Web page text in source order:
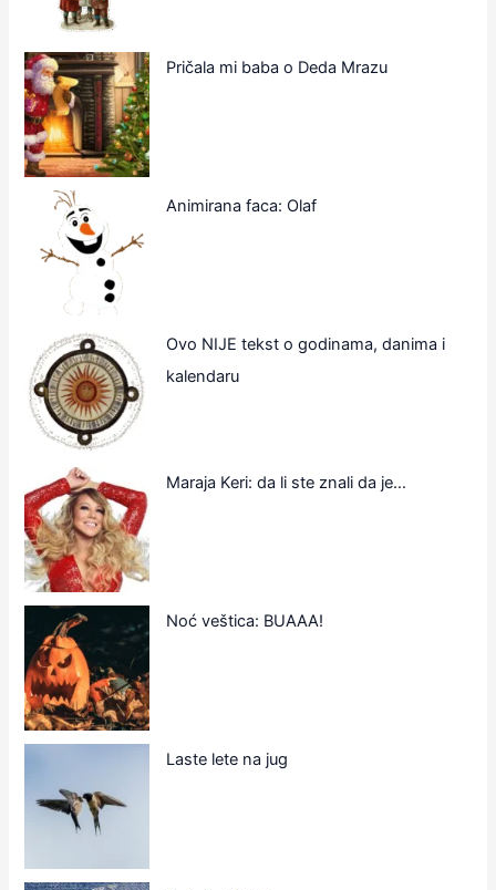
Pričala mi baba o Deda Mrazu
Animirana faca: Olaf
Ovo NIJE tekst o godinama, danima i
kalendaru
Maraja Keri: da li ste znali da je…
Noć veštica: BUAAA!
Laste lete na jug